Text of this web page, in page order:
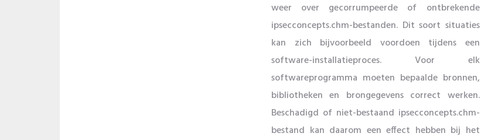
weer over gecorrumpeerde of ontbrekende
ipsecconcepts.chm-bestanden. Dit soort situaties
kan zich bijvoorbeeld voordoen tijdens een
software-installatieproces. Voor elk
softwareprogramma moeten bepaalde bronnen,
bibliotheken en brongegevens correct werken.
Beschadigd of niet-bestaand ipsecconcepts.chm-
bestand kan daarom een ​​effect hebben bij het